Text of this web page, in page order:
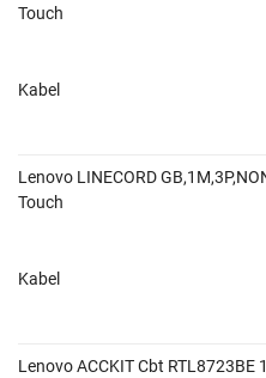
Touch
Kabel
Lenovo LINECORD
Touch
Kabel
Lenovo ACCKIT Cbt